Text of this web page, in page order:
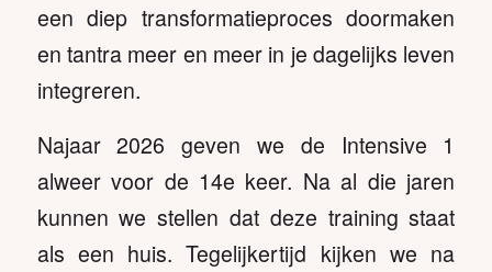
een diep transformatieproces doormaken
en tantra meer en meer in je dagelijks leven
integreren.
Najaar 2026 geven we de Intensive 1
alweer voor de 14e keer. Na al die jaren
kunnen we stellen dat deze training staat
als een huis. Tegelijkertijd kijken we na